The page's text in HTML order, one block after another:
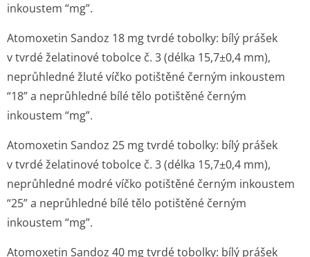
inkoustem “mg”.
Atomoxetin Sandoz 18 mg tvrdé tobolky: bílý prášek
v tvrdé želatinové tobolce č. 3 (délka 15,7±0,4 mm),
neprůhledné žluté víčko potištěné černým inkoustem
“18” a neprůhledné bílé tělo potištěné černým
inkoustem “mg”.
Atomoxetin Sandoz 25 mg tvrdé tobolky: bílý prášek
v tvrdé želatinové tobolce č. 3 (délka 15,7±0,4 mm),
neprůhledné modré víčko potištěné černým inkoustem
“25” a neprůhledné bílé tělo potištěné černým
inkoustem “mg”.
Atomoxetin Sandoz 40 mg tvrdé tobolky: bílý prášek